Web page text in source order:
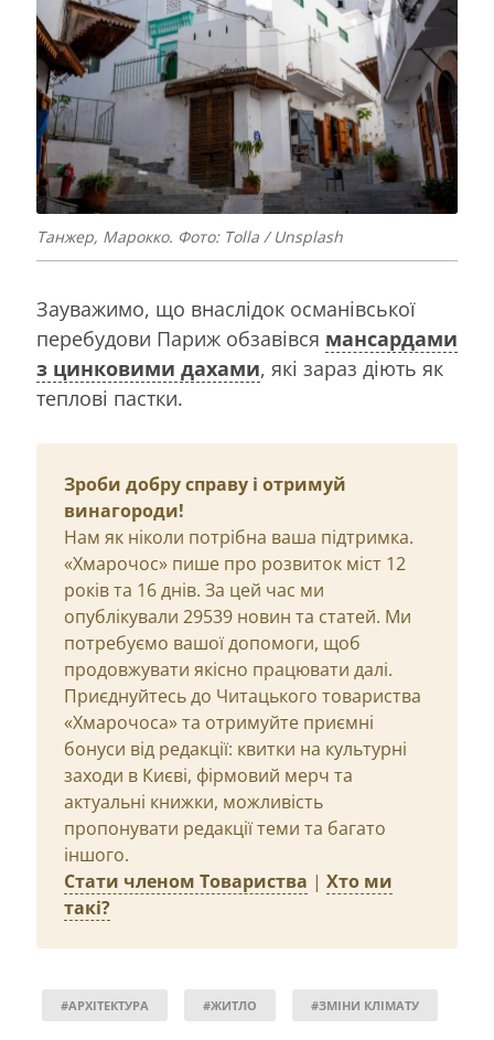
Танжер, Марокко. Фото: Tolla / Unsplash
Зауважимо, що внаслідок османівської
перебудови Париж обзавівся мансардами
з цинковими дахами, які зараз діють як
теплові пастки.
Зроби добру справу і отримуй
винагороди!
Нам як ніколи потрібна ваша підтримка.
«Хмарочос» пише про розвиток міст 12
років та 16 днів. За цей час ми
опублікували 29539 новин та статей. Ми
потребуємо вашої допомоги, щоб
продовжувати якісно працювати далі.
Приєднуйтесь до Читацького товариства
«Хмарочоса» та отримуйте приємні
бонуси від редакції: квитки на культурні
заходи в Києві, фірмовий мерч та
актуальні книжки, можливість
пропонувати редакції теми та багато
іншого.
Стати членом Товариства | Хто ми
такі?
#АРХІТЕКТУРА #ЖИТЛО #ЗМІНИ КЛІМАТУ